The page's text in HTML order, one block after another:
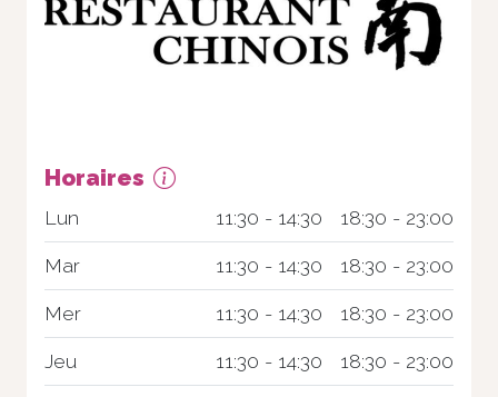
Horaires
Lun 11:30 - 14:30 18:30 - 23:00
Mar 11:30 - 14:30 18:30 - 23:00
Mer 11:30 - 14:30 18:30 - 23:00
Jeu 11:30 - 14:30 18:30 - 23:00
Nécessaire
Ces cookies ne
facultatifs. Ils
sont
nécessaires au
fonctionnement
du site Web.